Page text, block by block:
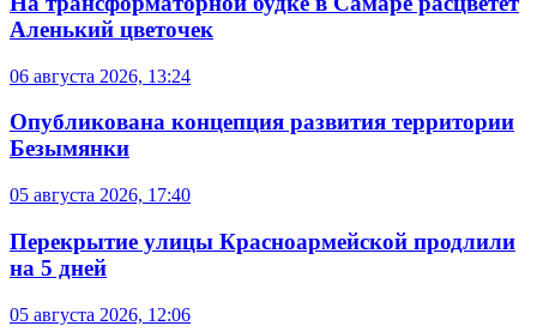
Аленький цветочек
06 августа 2026, 13:24
Опубликована концепция развития территории
Безымянки
05 августа 2026, 17:40
Перекрытие улицы Красноармейской продлили
на 5 дней
05 августа 2026, 12:06